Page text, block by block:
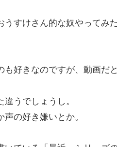
すけさん的な奴やってみ
も好きなのですが、動画だ
うでしょうし。
の好き嫌いとか。